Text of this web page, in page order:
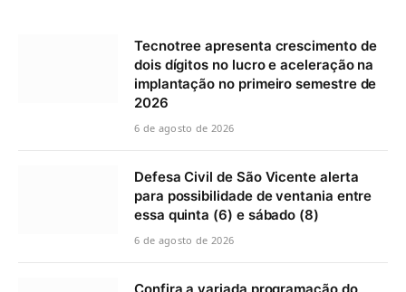
Tecnotree apresenta crescimento de
dois dígitos no lucro e aceleração na
implantação no primeiro semestre de
2026
6 de agosto de 2026
Defesa Civil de São Vicente alerta
para possibilidade de ventania entre
essa quinta (6) e sábado (8)
6 de agosto de 2026